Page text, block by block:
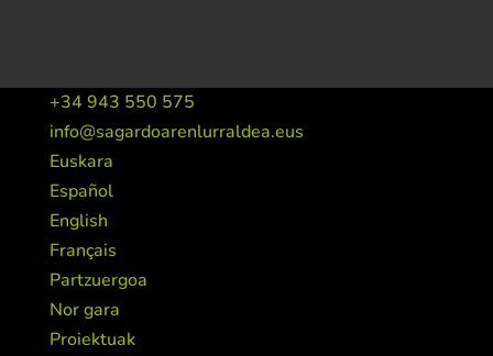
+34 943 550 575
info@sagardoarenlurraldea.eus
Euskara
Español
English
Français
Partzuergoa
Nor gara
Proiektuak